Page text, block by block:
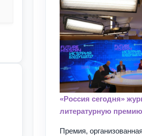
«Россия сегодня»
литературную
Премия,